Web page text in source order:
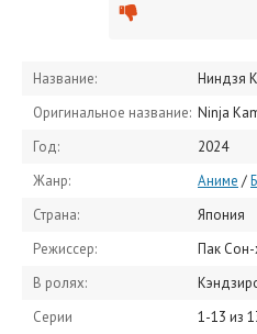
Название:
Ниндзя
Оригинальное название: Ninja
Год:
2024
Жанр:
Аниме /
Страна:
Япония
Режиссер:
Пак Сон-
В ролях:
Кэндзиро Цуда, Ацуси Оно, Юки
Серии
1-13 из